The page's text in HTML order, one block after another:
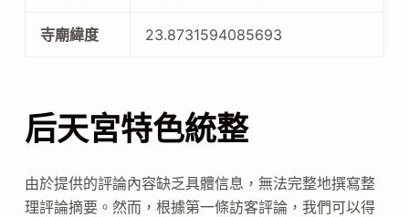
寺廟緯度 23.8731594085693
后天宮特色統整
由於提供的評論內容缺乏具體信息，無法完整地撰寫整
理評論摘要。然而，根據第一條訪客評論，我們可以得